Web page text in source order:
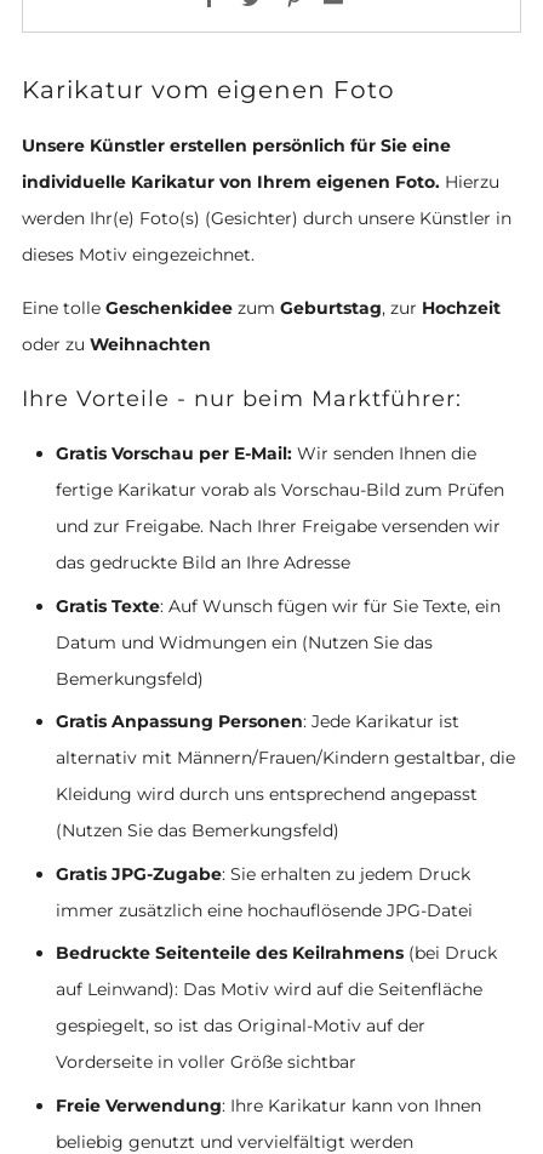
Karikatur vom eigenen Foto
Unsere Künstler erstellen persönlich für Sie eine
individuelle Karikatur von Ihrem eigenen Foto. Hierzu
werden Ihr(e) Foto(s) (Gesichter) durch unsere Künstler in
dieses Motiv eingezeichnet.
Eine tolle Geschenkidee zum Geburtstag, zur Hochzeit
oder zu Weihnachten
Ihre Vorteile - nur beim Marktführer:
Gratis Vorschau per E-Mail: Wir senden Ihnen die
fertige Karikatur vorab als Vorschau-Bild zum Prüfen
und zur Freigabe. Nach Ihrer Freigabe versenden wir
das gedruckte Bild an Ihre Adresse
Gratis Texte: Auf Wunsch fügen wir für Sie Texte, ein
Datum und Widmungen ein (Nutzen Sie das
Bemerkungsfeld)
Gratis Anpassung Personen: Jede Karikatur ist
alternativ mit Männern/Frauen/Kindern gestaltbar, die
Kleidung wird durch uns entsprechend angepasst
(Nutzen Sie das Bemerkungsfeld)
Gratis JPG-Zugabe: Sie erhalten zu jedem Druck
immer zusätzlich eine hochauflösende JPG-Datei
Bedruckte Seitenteile des Keilrahmens (bei Druck
auf Leinwand): Das Motiv wird auf die Seitenfläche
gespiegelt, so ist das Original-Motiv auf der
Vorderseite in voller Größe sichtbar
Freie Verwendung: Ihre Karikatur kann von Ihnen
beliebig genutzt und vervielfältigt werden